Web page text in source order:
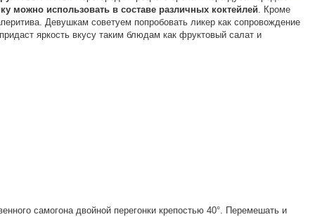
можно использовать в составе различных коктейлей. Кроме
Девушкам советуем попробовать ликер как сопровождение
яркость вкусу таким блюдам как фруктовый салат и
самогона двойной перегонки крепостью 40°. Перемешать и